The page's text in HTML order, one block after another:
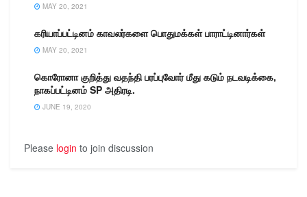
MAY 20, 2021
கரியாப்பட்டினம் காவலர்களை பொதுமக்கள் பாராட்டினார்கள்
MAY 20, 2021
கொரோனா குறித்து வதந்தி பரப்புவோர் மீது கடும் நடவடிக்கை,
நாகப்பட்டினம் SP அதிரடி.
JUNE 19, 2020
Please login to join discussion